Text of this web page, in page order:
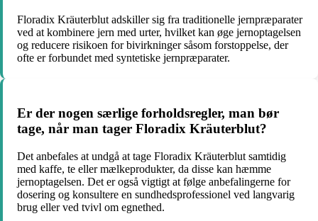
Floradix Kräuterblut adskiller sig fra traditionelle jernpræparater
ved at kombinere jern med urter, hvilket kan øge jernoptagelsen
og reducere risikoen for bivirkninger såsom forstoppelse, der
ofte er forbundet med syntetiske jernpræparater.
Er der nogen særlige forholdsregler, man bør
tage, når man tager Floradix Kräuterblut?
Det anbefales at undgå at tage Floradix Kräuterblut samtidig
med kaffe, te eller mælkeprodukter, da disse kan hæmme
jernoptagelsen. Det er også vigtigt at følge anbefalingerne for
dosering og konsultere en sundhedsprofessionel ved langvarig
brug eller ved tvivl om egnethed.